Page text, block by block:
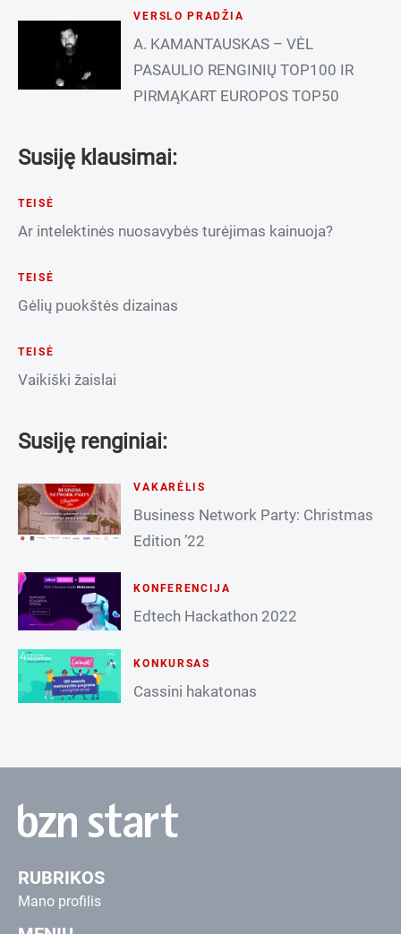
VERSLO PRADŽIA
A. KAMANTAUSKAS – VĖL
PASAULIO RENGINIŲ TOP100 IR
PIRMĄKART EUROPOS TOP50
Susiję klausimai:
TEISĖ
Ar intelektinės nuosavybės turėjimas kainuoja?
TEISĖ
Gėlių puokštės dizainas
TEISĖ
Vaikiški žaislai
Susiję renginiai:
VAKARĖLIS
Business Network Party: Christmas
Edition ’22
KONFERENCIJA
Edtech Hackathon 2022
KONKURSAS
Cassini hakatonas
RUBRIKOS
Mano profilis